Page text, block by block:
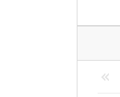
그것들
모든 욕
추상적